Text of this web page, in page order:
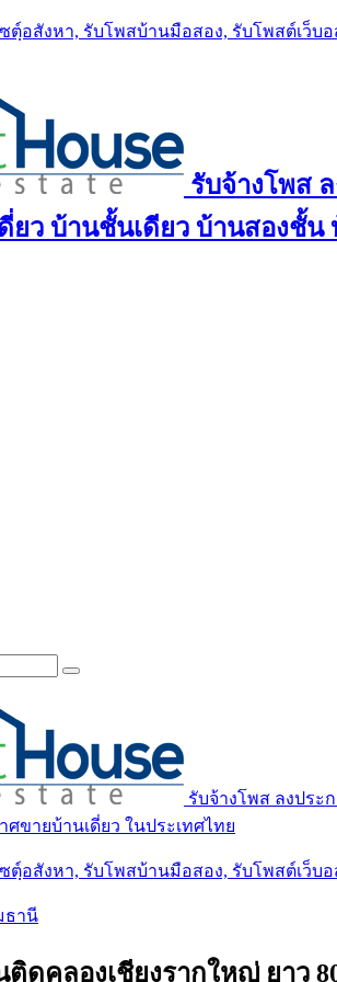
ตฺ์อสังหา, รับโพสบ้านมือสอง, รับโพสต์เว็บ
รับจ้างโพส
ยว บ้านชั้นเดียว บ้านสองชั้น
รับจ้างโพส ลงปร
ศขายบ้านเดี่ยว ในประเทศไทย
ตฺ์อสังหา, รับโพสบ้านมือสอง, รับโพสต์เว็บ
ธานี
ดคลองเชียงรากใหญ่ ยาว